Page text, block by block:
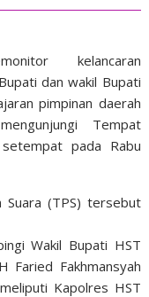
kelancaran
dan wakil Bupati
pimpinan daerah
Tempat
pada Rabu
Suara (TPS) tersebut
Wakil Bupati HST
Faried Fakhmansyah
Kapolres HST